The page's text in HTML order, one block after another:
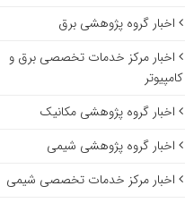
اخبار گروه پژوهشی برق
اخبار مرکز خدمات تخصصی برق و
کامپیوتر
اخبار گروه پژوهشی مکانیک
اخبار گروه پژوهشی شیمی
اخبار مرکز خدمات تخصصی شیمی